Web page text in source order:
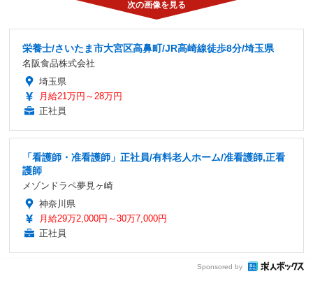
栄養士/さいたま市大宮区高鼻町/JR高崎線徒歩8分/埼玉県
名阪食品株式会社
埼玉県
月給21万円～28万円
正社員
「看護師・准看護師」正社員/有料老人ホーム/准看護師,正看
護師
メゾンドラペ夢見ヶ崎
神奈川県
月給29万2,000円～30万7,000円
正社員
Sponsored by